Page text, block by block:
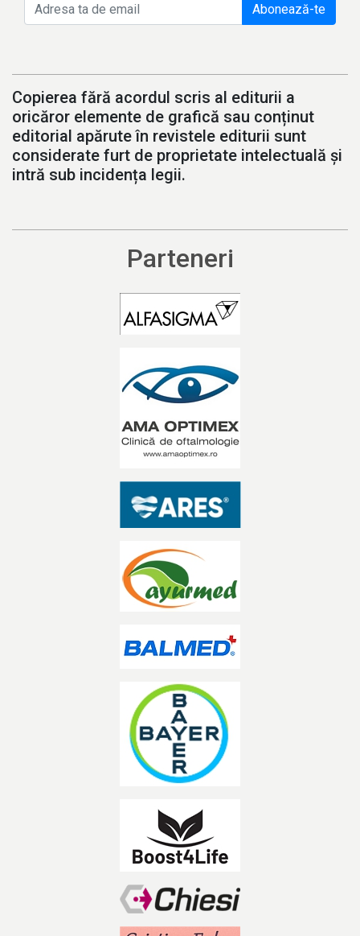
Abonează-te
Copierea fără acordul scris al editurii a
oricăror elemente de grafică sau conținut
editorial apărute în revistele editurii sunt
considerate furt de proprietate intelectuală și
intră sub incidența legii.
Parteneri